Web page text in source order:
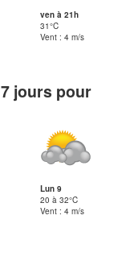
ven à 21h
31°C
Vent : 4 m/s
jours pour
Lun 9
20 à 32°C
Vent : 4 m/s